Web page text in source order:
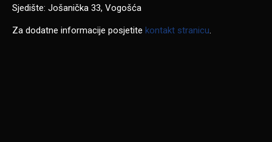
Sjedište: Jošanička 33, Vogošća
Za dodatne informacije posjetite kontakt stranicu.